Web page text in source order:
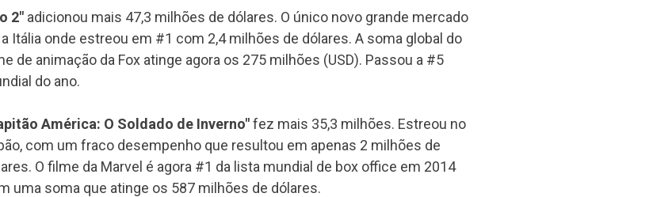
2" adicionou mais 47,3 milhões de dólares. O único novo grande mercado
Itália onde estreou em #1 com 2,4 milhões de dólares. A soma global do
de animação da Fox atinge agora os 275 milhões (USD). Passou a #5
do ano.
América: O Soldado de Inverno"fez mais 35,3 milhões. Estreou no
com um fraco desempenho que resultou em apenas 2 milhões de
O filme da Marvel é agora #1 da lista mundial de box office em 2014
uma soma que atinge os 587 milhões de dólares.